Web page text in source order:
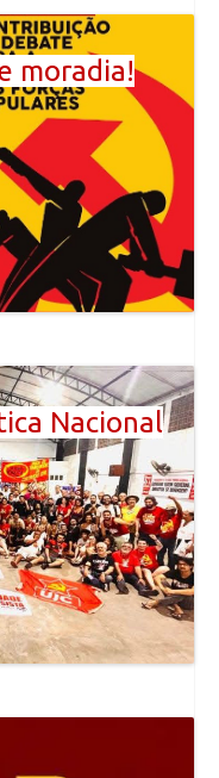
moradia!
Nacional